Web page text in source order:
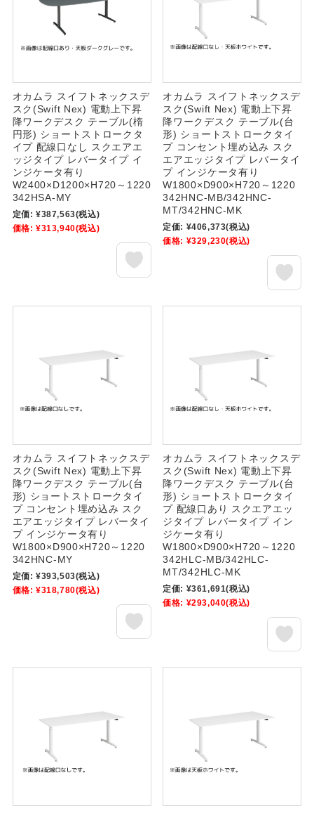
オカムラ スイフトネックスデ
スク(Swift Nex) 電動上下昇
降ワークデスク テーブル(楕
円形) ショートストロークタ
イプ 配線口なし スクエアエ
ッジタイプ レバータイプ イ
ンジケータ有り
W2400×D1200×H720～1220
342HSA-MY
定価: ¥387,563(税込)
価格: ¥313,940(税込)
オカムラ スイフトネックスデ
スク(Swift Nex) 電動上下昇
降ワークデスク テーブル(台
形) ショートストロークタイ
プ コンセント埋め込み スク
エアエッジタイプ レバータイ
プ インジケータ有り
W1800×D900×H720～1220
342HNC-MB/342HNC-
MT/342HNC-MK
定価: ¥406,373(税込)
価格: ¥329,230(税込)
オカムラ スイフトネックスデ
スク(Swift Nex) 電動上下昇
降ワークデスク テーブル(台
形) ショートストロークタイ
プ コンセント埋め込み スク
エアエッジタイプ レバータイ
プ インジケータ有り
W1800×D900×H720～1220
342HNC-MY
定価: ¥393,503(税込)
価格: ¥318,780(税込)
オカムラ スイフトネックスデ
スク(Swift Nex) 電動上下昇
降ワークデスク テーブル(台
形) ショートストロークタイ
プ 配線口あり スクエアエッ
ジタイプ レバータイプ イン
ジケータ有り
W1800×D900×H720～1220
342HLC-MB/342HLC-
MT/342HLC-MK
定価: ¥361,691(税込)
価格: ¥293,040(税込)